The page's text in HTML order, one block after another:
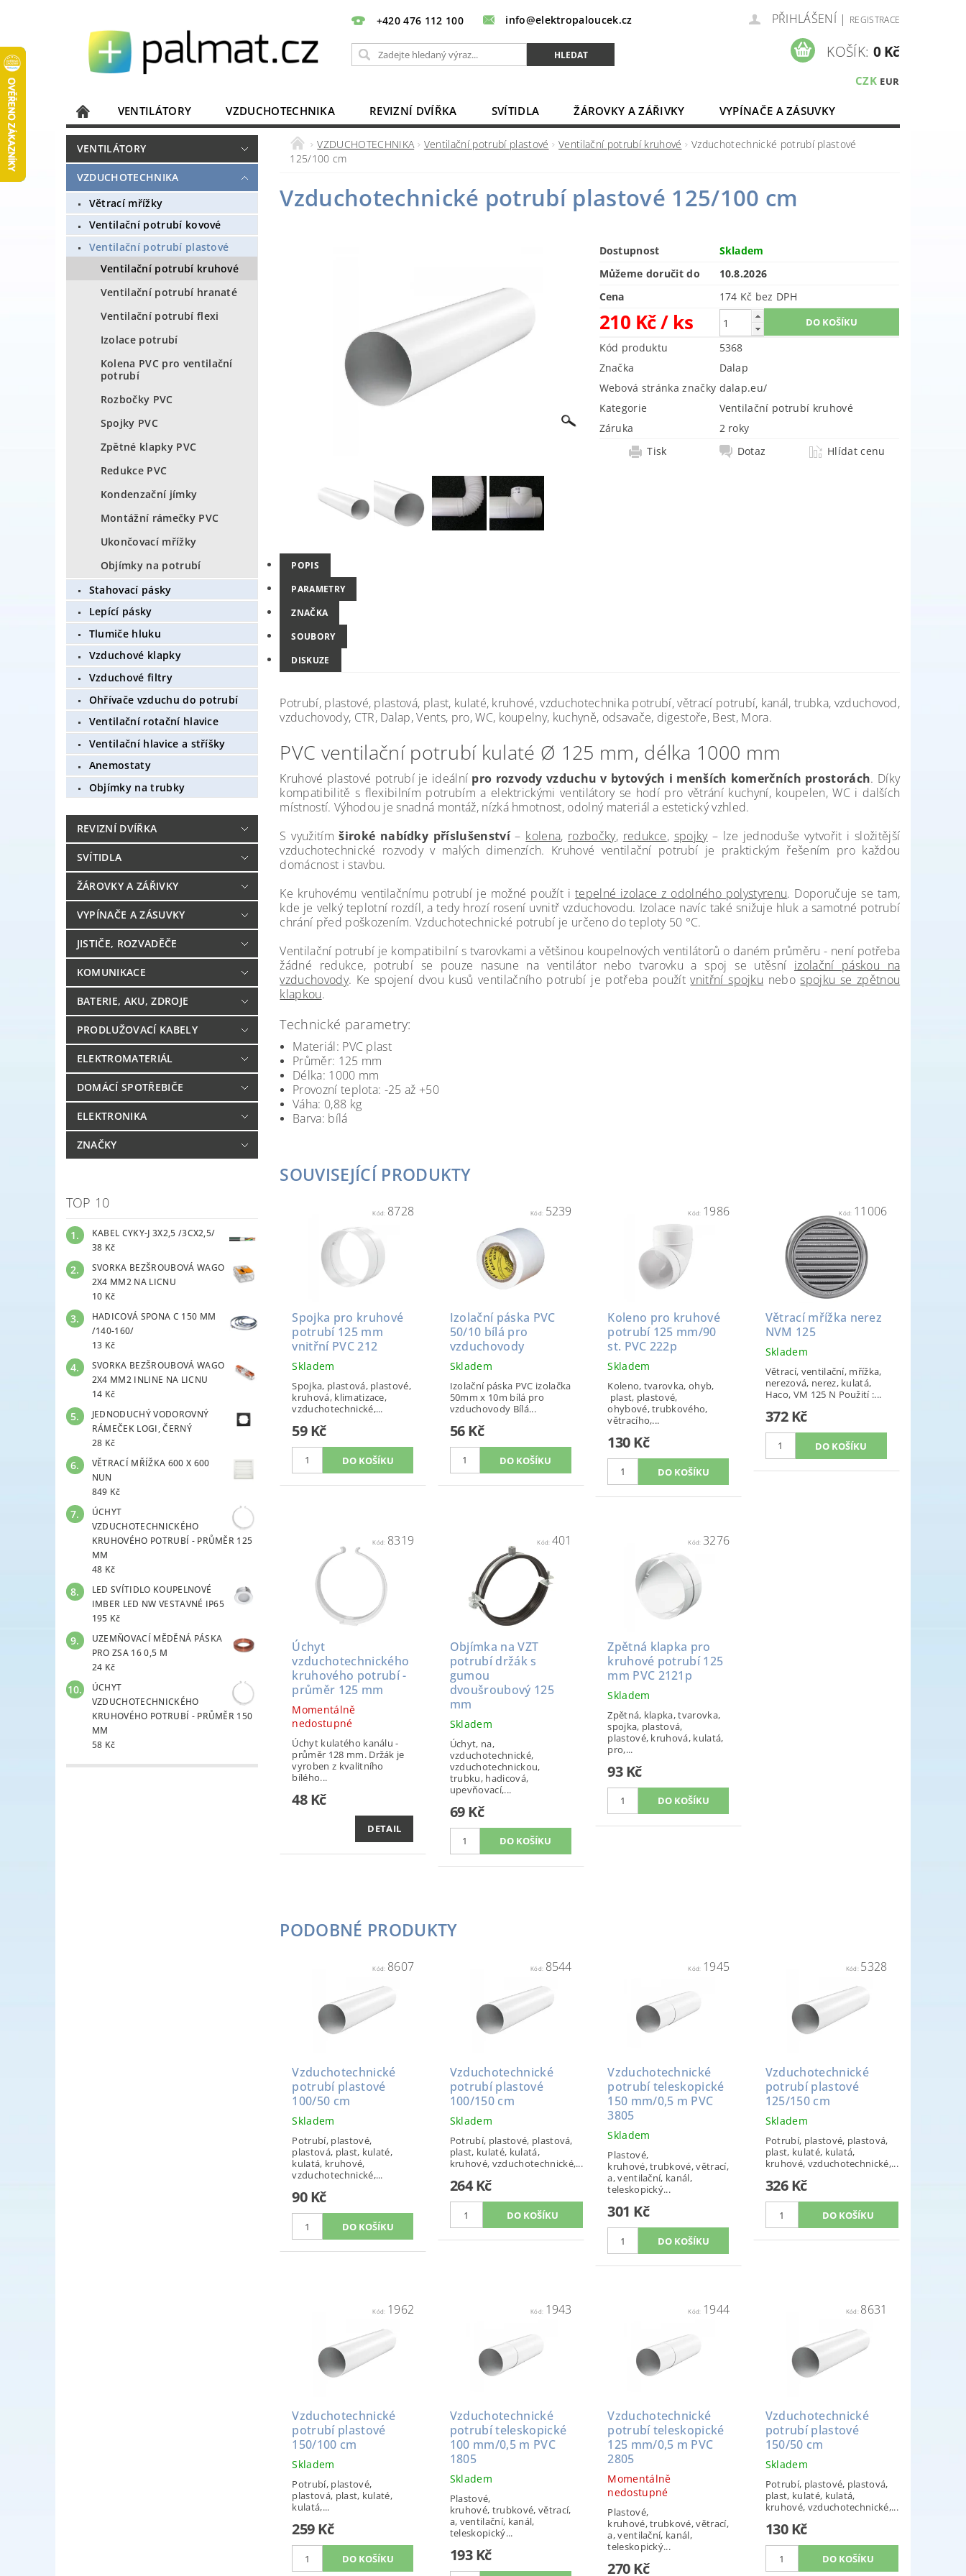
+420 476 112 100 info@elektropaloucek.cz PŘIHLÁŠENÍ | REGISTRACE
CZK EUR
KOŠÍK: 0 Kč
VENTILÁTORY VZDUCHOTECHNIKA REVIZNÍ DVÍŘKA SVÍTIDLA ŽÁROVKY A ZÁŘIVKY
VYPÍNAČE A ZÁSUVKY
JISTIČE, ROZVADĚČE
KOMUNIKACE
DOMÁCÍ SPOTŘEBIČE
ELEKTRONIKA OBCHODNÍ PODMÍNKY
VENTILÁTORY
VZDUCHOTECHNIKA
Větrací mřížky
Ventilační potrubí kovové
Ventilační potrubí plastové
Ventilační potrubí kruhové
Ventilační potrubí hranaté
Ventilační potrubí flexi
Izolace potrubí
Kolena PVC pro ventilační
potrubí
Rozbočky PVC
Spojky PVC
Zpětné klapky PVC
Redukce PVC
Kondenzační jímky
Montážní rámečky PVC
Ukončovací mřížky
Objímky na potrubí
Stahovací pásky
Lepící pásky
Tlumiče hluku
Vzduchové klapky
Vzduchové filtry
Ohřívače vzduchu do potrubí
Ventilační rotační hlavice
Ventilační hlavice a stříšky
Anemostaty
Objímky na trubky
REVIZNÍ DVÍŘKA
SVÍTIDLA
ŽÁROVKY A ZÁŘIVKY
VYPÍNAČE A ZÁSUVKY
JISTIČE, ROZVADĚČE
KOMUNIKACE
BATERIE, AKU, ZDROJE
PRODLUŽOVACÍ KABELY
ELEKTROMATERIÁL
DOMÁCÍ SPOTŘEBIČE
ELEKTRONIKA
ZNAČKY
TOP 10
KABEL CYKY-J 3X2,5 /3CX2,5/
38 Kč
SVORKA BEZŠROUBOVÁ WAGO
2X4 MM2 NA LICNU
10 Kč
HADICOVÁ SPONA C 150 MM
/140-160/
13 Kč
SVORKA BEZŠROUBOVÁ WAGO
2X4 MM2 INLINE NA LICNU
14 Kč
JEDNODUCHÝ VODOROVNÝ
RÁMEČEK LOGI, ČERNÝ
28 Kč
VĚTRACÍ MŘÍŽKA 600 X 600
NUN
849 Kč
ÚCHYT
VZDUCHOTECHNICKÉHO
KRUHOVÉHO POTRUBÍ - PRŮMĚR 125
MM
48 Kč
LED SVÍTIDLO KOUPELNOVÉ
IMBER LED NW VESTAVNÉ IP65
195 Kč
UZEMŇOVACÍ MĚDĚNÁ PÁSKA
PRO ZSA 16 0,5 M
24 Kč
ÚCHYT
VZDUCHOTECHNICKÉHO
KRUHOVÉHO POTRUBÍ - PRŮMĚR 150
MM
58 Kč
VZDUCHOTECHNIKA Ventilační potrubí plastové Ventilační potrubí kruhové
Vzduchotechnické potrubí plastové
125/100 cm
Vzduchotechnické potrubí plastové 125/100 cm
Dostupnost
Skladem
Můžeme doručit do
10.8.2026
Cena
174 Kč bez DPH
210 Kč/ ks
Kód produktu
5368
Značka
Dalap
Webová stránka značky dalap.eu/
Kategorie
Ventilační potrubí kruhové
Záruka
2 roky
Tisk
Dotaz Hlídat cenu
POPIS
PARAMETRY
ZNAČKA
SOUBORY
DISKUZE
Potrubí, plastové, plastová, plast, kulaté, kruhové, vzduchotechnika potrubí, větrací potrubí, kanál, trubka, vzduchovod,
vzduchovody, CTR, Dalap, Vents, pro, WC, koupelny, kuchyně, odsavače, digestoře, Best, Mora.
PVC ventilační potrubí kulaté Ø 125 mm, délka 1000 mm
Kruhové plastové potrubí je ideální pro rozvody vzduchu v bytových i menších komerčních prostorách. Díky
kompatibilitě s flexibilním potrubím a elektrickými ventilátory se hodí pro větrání kuchyní, koupelen, WC i dalších
místností. Výhodou je snadná montáž, nízká hmotnost, odolný materiál a estetický vzhled.
S využitímširoké nabídky příslušenství– kolena, rozbočky, redukce, spojky– lze jednoduše vytvořit i složitější
vzduchotechnické rozvody v malých dimenzích. Kruhové ventilační potrubí je praktickým řešením pro každou
domácnost i stavbu.
Ke kruhovému ventilačnímu potrubí je možné použít itepelné izolace z odolného polystyrenu. Doporučuje se tam,
kde je velký teplotní rozdíl, a tedy hrozí rosení uvnitř vzduchovodu. Izolace navíc také snižuje hluk a samotné potrubí
chrání před poškozením. Vzduchotechnické potrubí je určeno do teploty 50 °C.
Ventilační potrubí je kompatibilní s tvarovkami a většinou koupelnových ventilátorů o daném průměru - není potřeba
žádné redukce, potrubí se pouze nasune na ventilátor nebo tvarovku a spoj se utěsní izolační páskou na
vzduchovody. Ke spojení dvou kusů ventilačního potrubí je potřeba použítvnitřní spojku nebospojku se zpětnou
klapkou.
Technické parametry:
Materiál: PVC plast
Průměr: 125 mm
Délka: 1000 mm
Provozní teplota: -25 až +50
Váha: 0,88 kg
Barva: bílá
SOUVISEJÍCÍ PRODUKTY
Kód: 8728
Spojka pro kruhové
potrubí 125 mm
vnitřní PVC 212
Skladem
Spojka, plastová, plastové,
kruhová, klimatizace,
vzduchotechnické,...
59 Kč
Kód: 5239
Izolační páska PVC
50/10 bílá pro
vzduchovody
Skladem
Izolační páska PVC izolačka
50mm x 10m bílá pro
vzduchovody Bílá...
56 Kč
Kód: 1986
Koleno pro kruhové
potrubí 125 mm/90
st. PVC 222p
Skladem
Koleno, tvarovka, ohyb,
plast, plastové,
ohybové, trubkového,
větracího,...
130 Kč
Kód: 11006
Větrací mřížka nerez
NVM 125
Skladem
Větrací, ventilační, mřížka,
nerezová, nerez, kulatá,
Haco, VM 125 N Použití :...
372 Kč
Kód: 8319
Úchyt
vzduchotechnického
kruhového potrubí -
průměr 125 mm
Momentálně
nedostupné
Úchyt kulatého kanálu -
průměr 128 mm. Držák je
vyroben z kvalitního
bílého...
48 Kč
DETAIL
Kód: 401
Objímka na VZT
potrubí držák s
gumou
dvoušroubový 125
mm
Skladem
Úchyt, na,
vzduchotechnické,
vzduchotechnickou,
trubku, hadicová,
upevňovací,...
69 Kč
Kód: 3276
Zpětná klapka pro
kruhové potrubí 125
mm PVC 2121p
Skladem
Zpětná, klapka, tvarovka,
spojka, plastová,
plastové, kruhová, kulatá,
pro,...
93 Kč
PODOBNÉ PRODUKTY
Kód: 8607
Vzduchotechnické
potrubí plastové
100/50 cm
Skladem
Potrubí, plastové,
plastová, plast, kulaté,
kulatá, kruhové,
vzduchotechnické,...
90 Kč
Kód: 8544
Vzduchotechnické
potrubí plastové
100/150 cm
Skladem
Potrubí, plastové, plastová,
plast, kulaté, kulatá,
kruhové, vzduchotechnické,...
264 Kč
Kód: 1945
Vzduchotechnické
potrubí teleskopické
150 mm/0,5 m PVC
3805
Skladem
Plastové,
kruhové, trubkové, větrací,
a, ventilační, kanál,
teleskopický...
301 Kč
Kód: 5328
Vzduchotechnické
potrubí plastové
125/150 cm
Skladem
Potrubí, plastové, plastová,
plast, kulaté, kulatá,
kruhové, vzduchotechnické,...
326 Kč
Kód: 1962
Vzduchotechnické
potrubí plastové
150/100 cm
Skladem
Potrubí, plastové,
plastová, plast, kulaté,
kulatá,...
259 Kč
Kód: 1943
Vzduchotechnické
potrubí teleskopické
100 mm/0,5 m PVC
1805
Skladem
Plastové,
kruhové, trubkové, větrací,
a, ventilační, kanál,
teleskopický...
193 Kč
Kód: 1944
Vzduchotechnické
potrubí teleskopické
125 mm/0,5 m PVC
2805
Momentálně
nedostupné
Plastové,
kruhové, trubkové, větrací,
a, ventilační, kanál,
teleskopický...
270 Kč
Kód: 8631
Vzduchotechnické
potrubí plastové
150/50 cm
Skladem
Potrubí, plastové, plastová,
plast, kulaté, kulatá,
kruhové, vzduchotechnické,...
130 Kč